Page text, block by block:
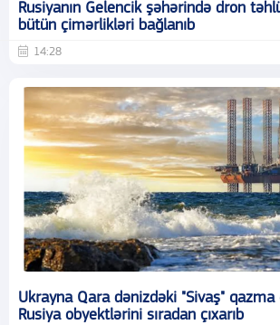
Rusiyanın Gelencik şəhərində dron
bütün çimərlikləri bağlanıb
14:28
Ukrayna Qara dənizdəki "Sivaş" qazma
Rusiya obyektlərini sıradan çıxarıb